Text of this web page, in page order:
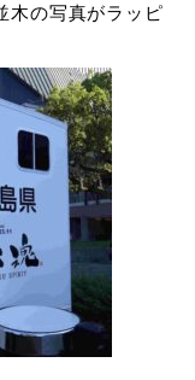
木の写真がラッピ